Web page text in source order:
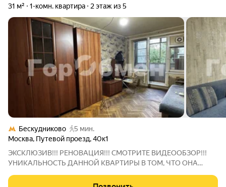
31 м² 1-комн. квартира 2 этаж из 5
Бескудниково
5 мин.
Москва, Путевой проезд,40к1
ЭКСКЛЮЗИВ!!! РЕНОBАЦИЯ!!! СМОТРИТЕ ВИДЕООБЗОР!!!
УНИКАЛЬНОСТЬ ДАННОЙ КВАРТИРЫ В ТОМ, ЧТО ОНА
подробности по телефону!!!! Отлично как под инвестицию так